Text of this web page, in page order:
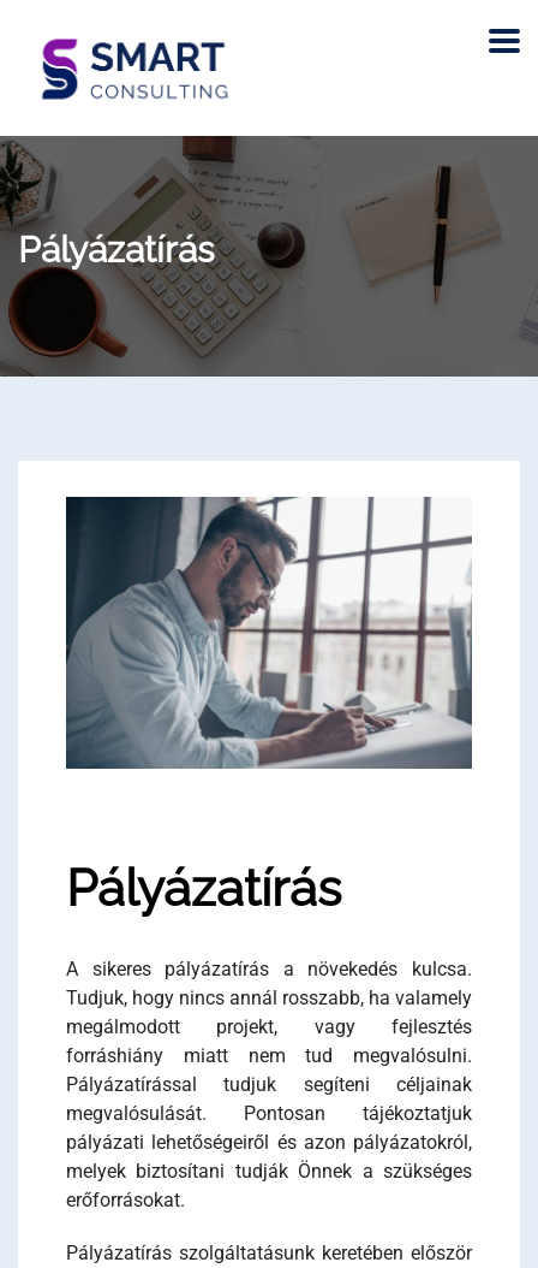
Pályázatírás
Pályázatírás
A sikeres pályázatírás a növekedés kulcsa.
Tudjuk, hogy nincs annál rosszabb, ha valamely
megálmodott projekt, vagy fejlesztés
forráshiány miatt nem tud megvalósulni.
Pályázatírással tudjuk segíteni céljainak
megvalósulását. Pontosan tájékoztatjuk
pályázati lehetőségeiről és azon pályázatokról,
melyek biztosítani tudják Önnek a szükséges
erőforrásokat.
Pályázatírás szolgáltatásunk keretében először